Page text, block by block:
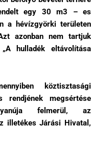
egy 30 m3 – es
a hévízgyörki területen
azonban nem tartjuk
hulladék eltávolítása
köztisztasági
rendjének megsértése
felmerül, az
illetékes Járási Hivatal,